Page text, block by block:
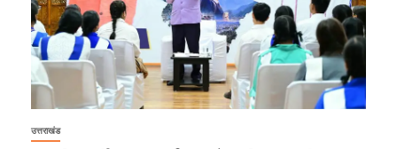
उत्तराखंड